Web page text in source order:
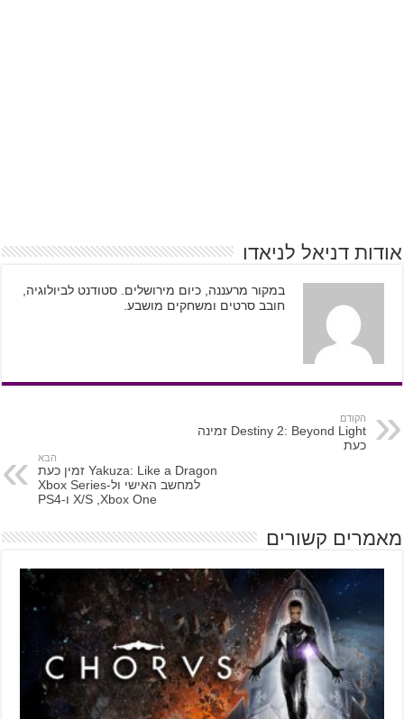
אודות דניאל לניאדו
במקור מרעננה, כיום מירושלים. סטודנט לביולוגיה,
חובב סרטים ומשחקים מושבע.
הקודם
Destiny 2: Beyond Light זמינה
כעת
הבא
Yakuza: Like a Dragon זמין כעת
למחשב האישי ול-Xbox Series
X/S ,Xbox One ו-PS4
מאמרים קשורים